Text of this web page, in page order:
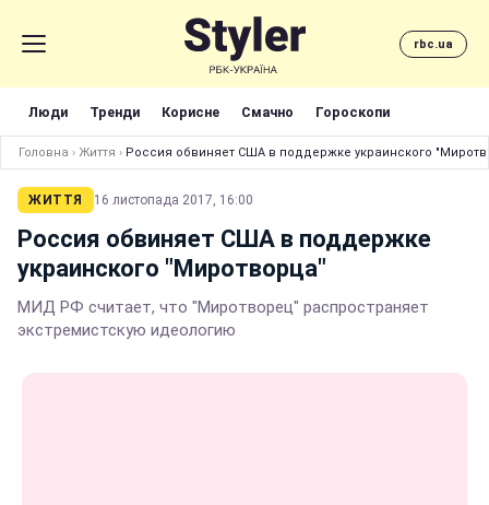
rbc.ua
Люди Тренди Корисне Смачно Гороскопи
Головна › Життя › Россия обвиняет США в поддержке украинского
ЖИТТЯ 16 листопада 2017, 16:00
Россия обвиняет США в поддержке
украинского "Миротворца"
МИД РФ считает, что "Миротворец" распространяет
экстремистскую идеологию